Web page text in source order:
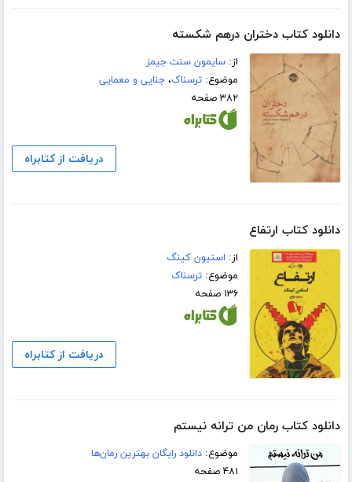
دانلود کتاب دختران درهم شکسته
از:سایمون سنت جیمز
موضوع:ترسناک،جنایی و معمایی
۳۸۲ صفحه
دریافت از کتابراه
دانلود کتاب ارتفاع
از: استیون کینگ
موضوع:ترسناک
۱۳۶ صفحه
دریافت از کتابراه
دانلود کتاب رمان من ترانه نیستم
موضوع:دانلود رایگان بهترین رمان‌ها
۴۸۱ صفحه